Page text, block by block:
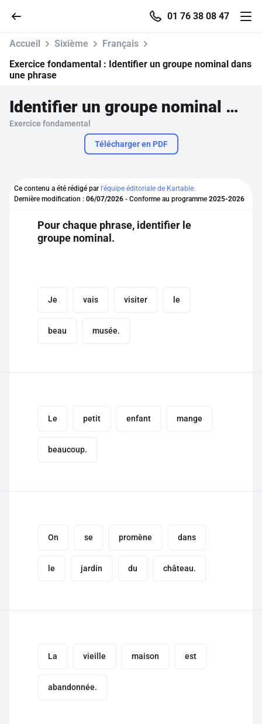
01 76 38 08 47
Parcourir
Se connecter
S'inscrire gratuitement
Accueil Sixième
Français
Exercice fondamental : Identifier un groupe nominal dans
une phrase
Identifier un groupe nominal dans une phrase
Exercice fondamental
Télécharger en PDF
Ce contenu a été rédigé par l'équipe éditoriale de Kartable.
Dernière modification : 06/07/2026 - Conforme au programme 2025-2026
Pour chaque phrase, identifier le
groupe nominal.
Je vais visiter le
beau musée.
Le petit enfant mange
beaucoup.
On se promène dans
le jardin du château.
La vieille maison est
abandonnée.